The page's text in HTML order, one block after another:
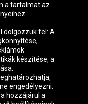
a tartalmat az
dolgozzuk fel: A
készítése, a
engedélyezni.
hozzájárul a